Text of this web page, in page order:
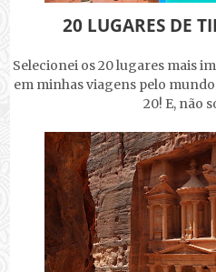
20 LUGARES DE
Selecionei os 20 lugares mais
em minhas viagens pelo
20! E, não